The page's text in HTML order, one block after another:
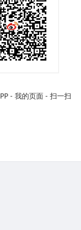
- 我的页面 - 扫一扫